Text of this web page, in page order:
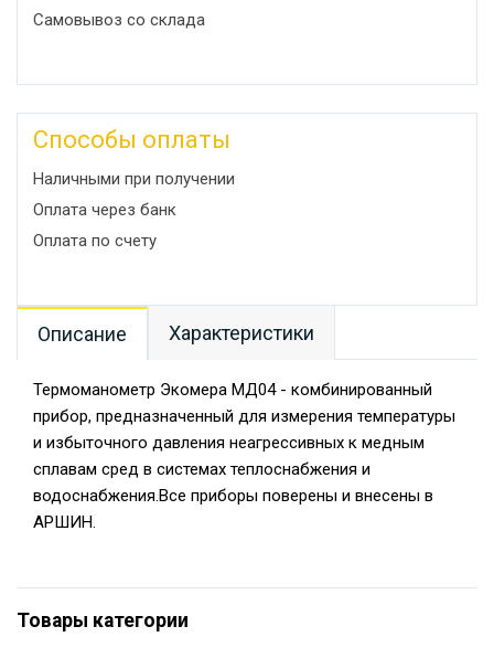
Самовывоз со склада
Способы оплаты
Наличными при получении
Оплата через банк
Оплата по счету
Описание Характеристики
Термоманометр Экомера МД04 - комбинированный
прибор, предназначенный для измерения температуры
и избыточного давления неагрессивных к медным
сплавам сред в системах теплоснабжения и
водоснабжения.Все приборы поверены и внесены в
АРШИН.
Товары категории